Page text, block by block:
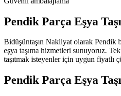
Pendik Parça Eşya
Bidüşüntaşın Nakliyat olarak Pendik
eşya taşıma hizmetleri sunuyoruz.
taşıtmak isteyenler için uygun fiyatlı
Pendik Parça Eşya